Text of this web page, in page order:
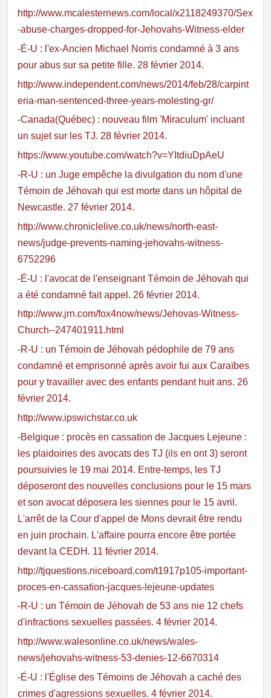
http://www.mcalesternews.com/local/x2118249370/Sex
-abuse-charges-dropped-for-Jehovahs-Witness-elder
-É-U : l'ex-Ancien Michael Norris condamné à 3 ans
pour abus sur sa petite fille. 28 février 2014.
http://www.independent.com/news/2014/feb/28/carpint
eria-man-sentenced-three-years-molesting-gr/
-Canada(Québec) : nouveau film 'Miraculum' incluant
un sujet sur les TJ. 28 février 2014.
https://www.youtube.com/watch?v=YItdiuDpAeU
-R-U : un Juge empêche la divulgation du nom d'une
Témoin de Jéhovah qui est morte dans un hôpital de
Newcastle. 27 février 2014.
http://www.chroniclelive.co.uk/news/north-east-
news/judge-prevents-naming-jehovahs-witness-
6752296
-É-U : l'avocat de l'enseignant Témoin de Jéhovah qui
a été condamné fait appel. 26 février 2014.
http://www.jrn.com/fox4now/news/Jehovas-Witness-
Church--247401911.html
-R-U : un Témoin de Jéhovah pédophile de 79 ans
condamné et emprisonné après avoir fui aux Caraïbes
pour y travailler avec des enfants pendant huit ans. 26
février 2014.
http://www.ipswichstar.co.uk
-Belgique : procès en cassation de Jacques Lejeune :
les plaidoiries des avocats des TJ (ils en ont 3) seront
poursuivies le 19 mai 2014. Entre-temps, les TJ
déposeront des nouvelles conclusions pour le 15 mars
et son avocat déposera les siennes pour le 15 avril.
L'arrêt de la Cour d'appel de Mons devrait être rendu
en juin prochain. L'affaire pourra encore être portée
devant la CEDH. 11 février 2014.
http://tjquestions.niceboard.com/t1917p105-important-
proces-en-cassation-jacques-lejeune-updates
-R-U : un Témoin de Jéhovah de 53 ans nie 12 chefs
d'infractions sexuelles passées. 4 février 2014.
http://www.walesonline.co.uk/news/wales-
news/jehovahs-witness-53-denies-12-6670314
-É-U : l'Église des Témoins de Jéhovah a caché des
crimes d'agressions sexuelles. 4 février 2014.